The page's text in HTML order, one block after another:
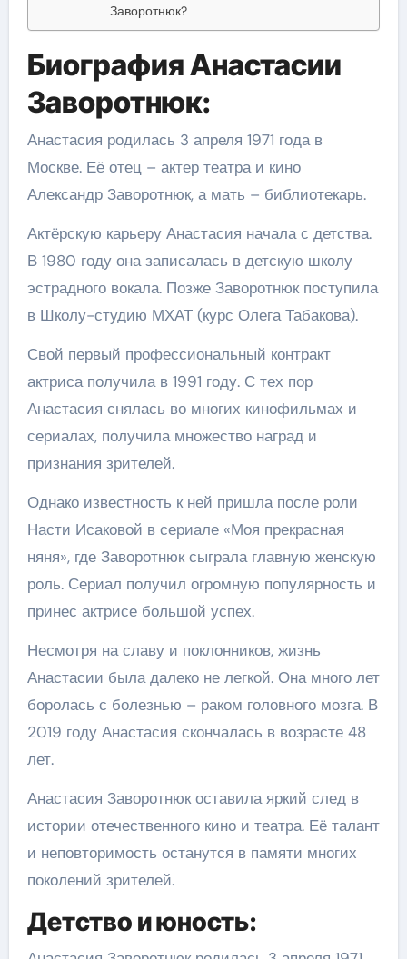
Заворотнюк?
Биография Анастасии
Заворотнюк:
Анастасия родилась 3 апреля 1971 года в
Москве. Её отец – актер театра и кино
Александр Заворотнюк, а мать – библиотекарь.
Актёрскую карьеру Анастасия начала с детства.
В 1980 году она записалась в детскую школу
эстрадного вокала. Позже Заворотнюк поступила
в Школу-студию МХАТ (курс Олега Табакова).
Свой первый профессиональный контракт
актриса получила в 1991 году. С тех пор
Анастасия снялась во многих кинофильмах и
сериалах, получила множество наград и
признания зрителей.
Однако известность к ней пришла после роли
Насти Исаковой в сериале «Моя прекрасная
няня», где Заворотнюк сыграла главную женскую
роль. Сериал получил огромную популярность и
принес актрисе большой успех.
Несмотря на славу и поклонников, жизнь
Анастасии была далеко не легкой. Она много лет
боролась с болезнью – раком головного мозга. В
2019 году Анастасия скончалась в возрасте 48
лет.
Анастасия Заворотнюк оставила яркий след в
истории отечественного кино и театра. Её талант
и неповторимость останутся в памяти многих
поколений зрителей.
Детство и юность: